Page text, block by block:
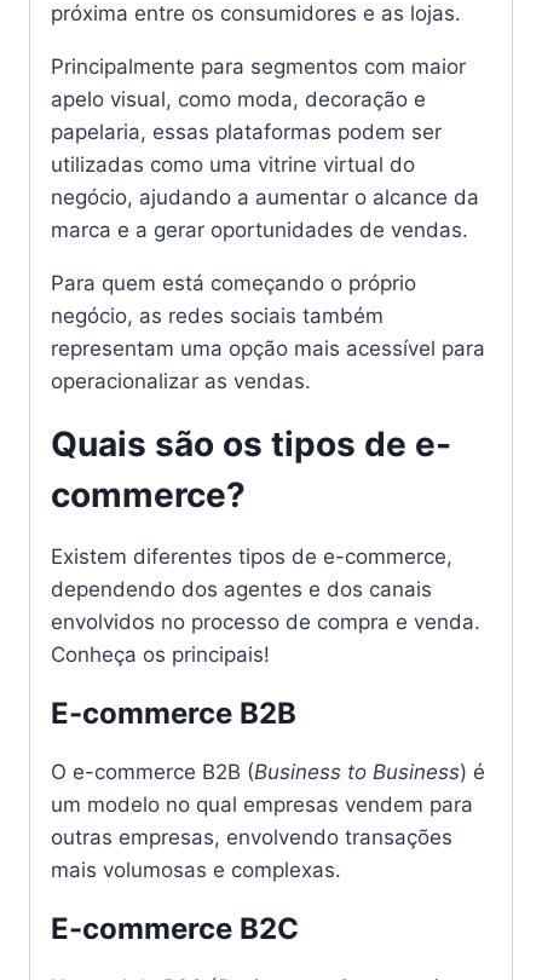
próxima entre os consumidores e as lojas.
Principalmente para segmentos com maior
apelo visual, como moda, decoração e
papelaria, essas plataformas podem ser
utilizadas como uma vitrine virtual do
negócio, ajudando a aumentar o alcance da
marca e a gerar oportunidades de vendas.
Para quem está começando o próprio
negócio, as redes sociais também
representam uma opção mais acessível para
operacionalizar as vendas.
Quais são os tipos de e-
commerce?
Existem diferentes tipos de e-commerce,
dependendo dos agentes e dos canais
envolvidos no processo de compra e venda.
Conheça os principais!
E-commerce B2B
O e-commerce B2B (Business to Business) é
um modelo no qual empresas vendem para
outras empresas, envolvendo transações
mais volumosas e complexas.
E-commerce B2C